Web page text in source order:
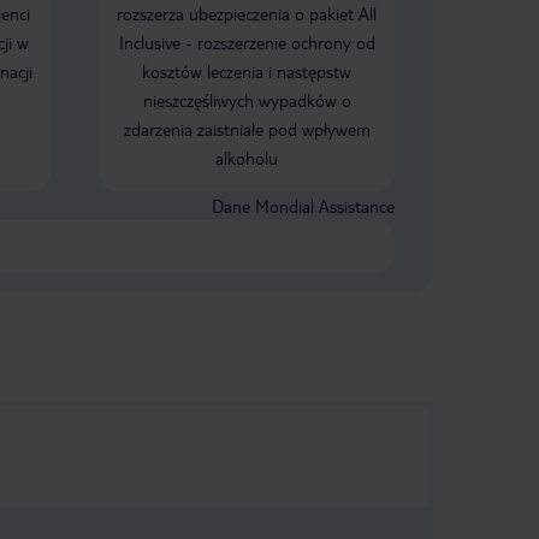
obiado
w
rozszerza ubezpieczenia o pakiet All
Inclusive - rozszerzenie ochrony od
kosztów leczenia i następstw
nieszczęśliwych wypadków o
zdarzenia zaistniałe pod wpływem
alkoholu
Dane Mondial Assistance